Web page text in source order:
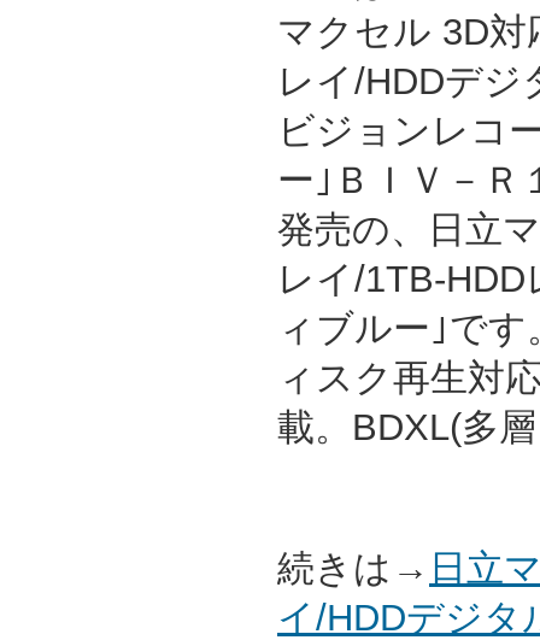
マクセル 3D対
レイ/HDDデジ
ビジョンレコ
ー｣ＢＩＶ－Ｒ
発売の、日立
レイ/1TB-
ィブルー｣で
ィスク再生対
載。BDXL(多
続きは→ 日立
イ/HDDデジタ